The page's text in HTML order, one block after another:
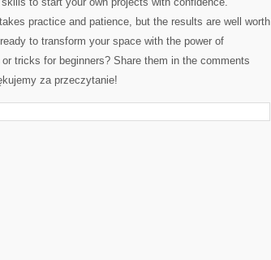
practice ‌and patience, but the results are well worth⁣
to transform your ⁤space with⁣ the‌ power ⁢of
tricks for beginners? Share ⁣them in the⁤ comments
za przeczytanie!